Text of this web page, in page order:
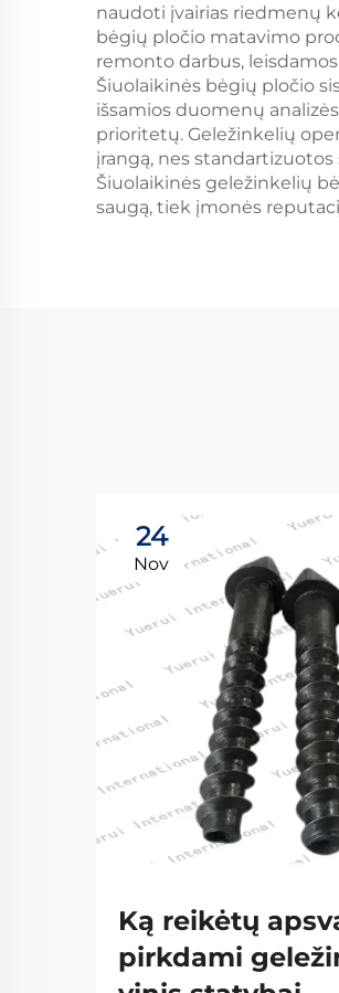
naudoti įvairias riedmenų
bėgių pločio matavimo
remonto darbus,
Šiuolaikinės bėgių pločio
išsamios duomenų
prioritetų. Geležinkelių
įrangą, nes
Šiuolaikinės geležinkelių
saugą, tiek įmonės
24
Nov
Ką reikėtų
pirkdami